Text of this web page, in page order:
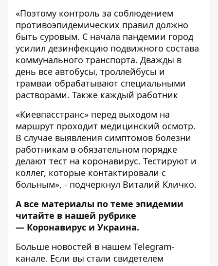
«Поэтому контроль за соблюдением
противоэпидемических правил должно
быть суровым. С начала пандемии город
усилил дезинфекцию подвижного состава
коммунального транспорта. Дважды в
день все автобусы, троллейбусы и
трамваи обрабатывают специальными
растворами. Также каждый работник
«Киевпасстранс» перед выходом на
маршрут проходит медицинский осмотр.
В случае выявления симптомов болезни
работникам в обязательном порядке
делают тест на коронавирус. Тестируют и
коллег, которые контактировали с
больным», - подчеркнул Виталий Кличко.
А все материалы по теме эпидемии
читайте в нашей рубрике
— Коронавирус и Украина.
Больше новостей в нашем Telegram-
канале. Если вы стали свидетелем